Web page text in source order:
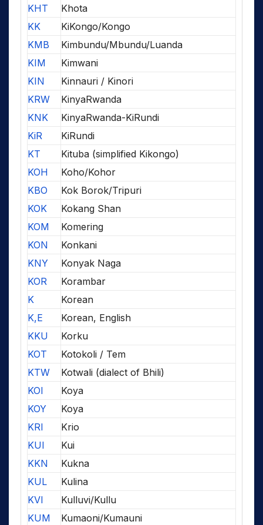
KHT
Khota
KK
KiKongo/Kongo
KMB
Kimbundu/Mbundu/Luanda
KIM
Kimwani
KIN
Kinnauri / Kinori
KRW
KinyaRwanda
KNK
KinyaRwanda-KiRundi
KiR
KiRundi
KT
Kituba (simplified Kikongo)
KOH
Koho/Kohor
KBO
Kok Borok/Tripuri
KOK
Kokang Shan
KOM
Komering
KON
Konkani
KNY
Konyak Naga
KOR
Korambar
K
Korean
K,E
Korean, English
KKU
Korku
KOT
Kotokoli / Tem
KTW
Kotwali (dialect of Bhili)
KOI
Koya
KOY
Koya
KRI
Krio
KUI
Kui
KKN
Kukna
KUL
Kulina
KVI
Kulluvi/Kullu
KUM
Kumaoni/Kumauni